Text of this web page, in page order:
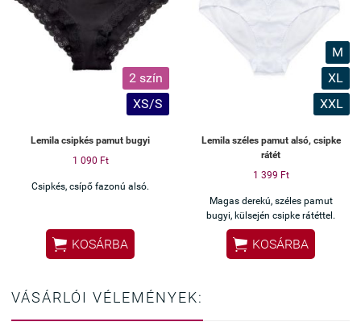
2 szín
XS/S
Lemila csipkés pamut bugyi
1 090 Ft
Csipkés, csípő fazonú alsó.
 KOSÁRBA
M
XL
XXL
Lemila széles pamut alsó, csipke
rátét
1 399 Ft
Magas derekú, széles pamut
bugyi, külsején csipke rátéttel.
 KOSÁRBA
VÁSÁRLÓI VÉLEMÉNYEK: